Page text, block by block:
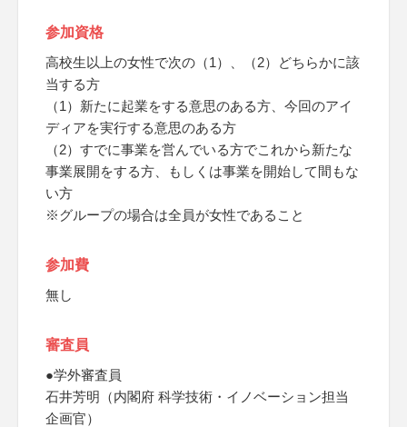
参加資格
高校生以上の女性で次の（1）、（2）どちらかに該
当する方
（1）新たに起業をする意思のある方、今回のアイ
ディアを実行する意思のある方
（2）すでに事業を営んでいる方でこれから新たな
事業展開をする方、もしくは事業を開始して間もな
い方
※グループの場合は全員が女性であること
参加費
無し
審査員
●学外審査員
石井芳明（内閣府 科学技術・イノベーション担当
企画官）